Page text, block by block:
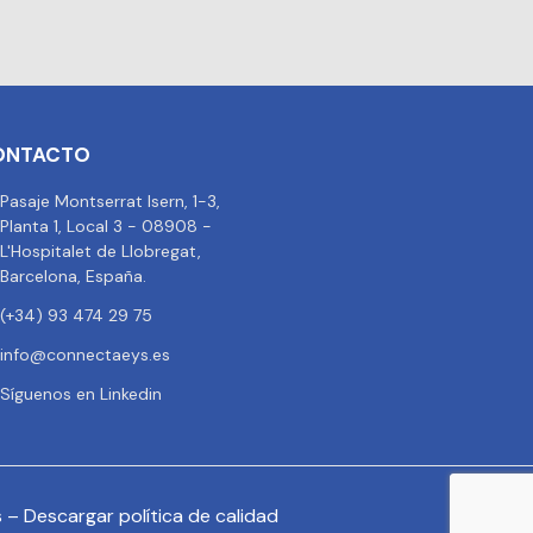
Pasaje Montserrat Isern, 1-3,
Planta 1, Local 3 - 08908 -
L'Hospitalet de Llobregat,
Barcelona, España.
(+34) 93 474 29 75
info@connectaeys.es
Síguenos en Linkedin
– Descargar política de calidad